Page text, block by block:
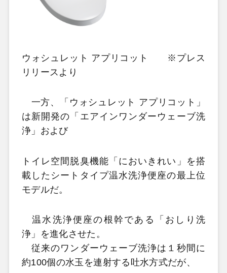
ウォシュレット アプリコット ※プレス
リリースより
一方、「ウォシュレット アプリコット」
は新開発の「エアインワンダーウェーブ洗
浄」および
トイレ空間脱臭機能「においきれい」を搭
載したシートタイプ温水洗浄便座の最上位
モデルだ。
温水洗浄便座の根幹である「おしり洗
浄」を進化させた。
従来のワンダーウェーブ洗浄は１秒間に
約100個の水玉を連射する吐水方式だが、